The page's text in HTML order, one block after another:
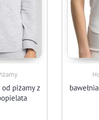
od piżamy z